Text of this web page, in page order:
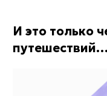
И это только